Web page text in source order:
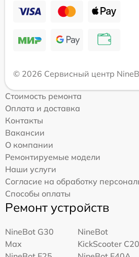
© 2026 Сервисный центр
Стоимость ремонта
Оплата и доставка
Контакты
Вакансии
О компании
Ремонтируемые модели
Наши услуги
Согласие на обработку
Способы оплаты
Ремонт устройств
NineBot G30
Max
NineBot
KickScooter C20